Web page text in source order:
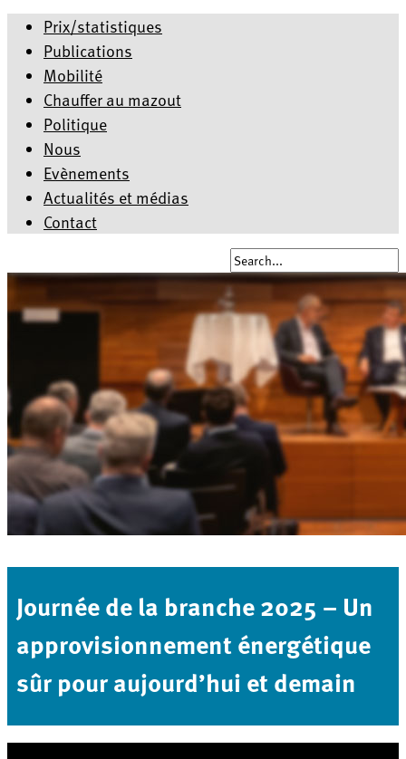
Prix/statistiques
Publications
Mobilité
Chauffer au mazout
Politique
Nous
Evènements
Actualités et médias
Contact
Journée de la branche 2025 – Un
approvisionnement énergétique
sûr pour aujourd’hui et demain